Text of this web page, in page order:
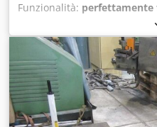
Funzionalità: perfettamente
controllo SKAKOTROL 400*
di carico: max 500 kg.